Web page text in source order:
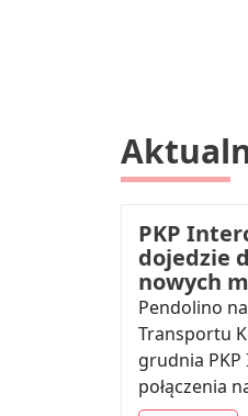
PKP
dojedzie
nowych
Pendolino
Transportu
grudnia
połączenia